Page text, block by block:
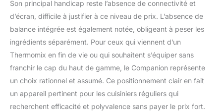
Son principal handicap reste l’absence de connectivité et
d’écran, difficile à justifier à ce niveau de prix. L’absence de
balance intégrée est également notée, obligeant à peser les
ingrédients séparément. Pour ceux qui viennent d’un
Thermomix en fin de vie ou qui souhaitent s’équiper sans
franchir le cap du haut de gamme, le Companion représente
un choix rationnel et assumé. Ce positionnement clair en fait
un appareil pertinent pour les cuisiniers réguliers qui
recherchent efficacité et polyvalence sans payer le prix fort.